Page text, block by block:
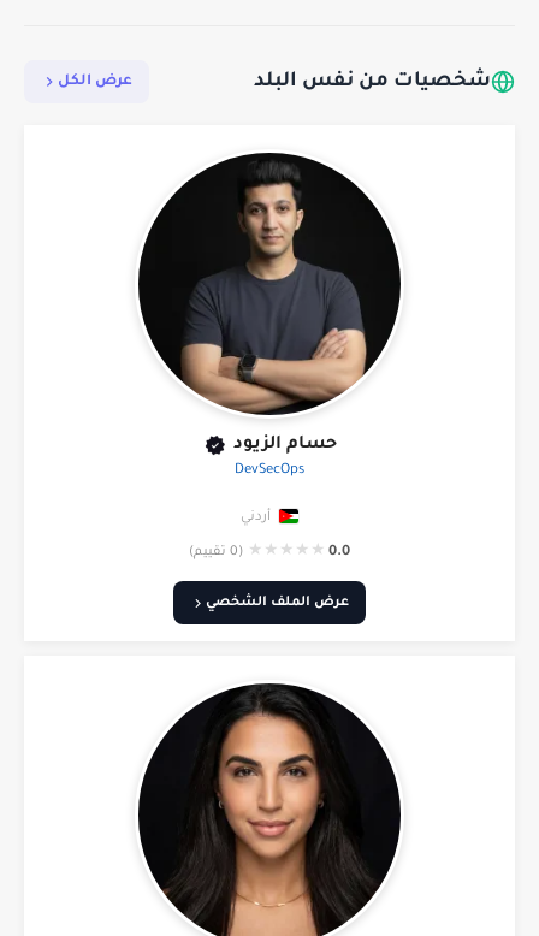
شخصيات من نفس البلد عرض الكل
حسام الزيود
DevSecOps
أردني
0.0
★
★
★
★
★ (0 تقييم)
عرض الملف الشخصي